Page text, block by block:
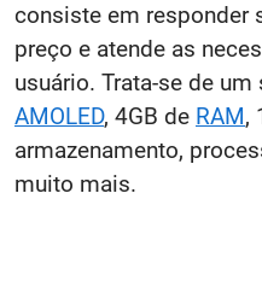
consiste em responder
preço e atende as
usuário. Trata-se de
AMOLED, 4GB de RAM,
armazenamento,
muito mais.